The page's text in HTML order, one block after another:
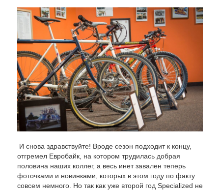
И снова здравствуйте! Вроде сезон подходит к концу,
отгремел Евробайк, на котором трудилась добрая
половина наших коллег, а весь инет завален теперь
фоточками и новинками, которых в этом году по факту
совсем немного. Но так как уже второй год Specialized не